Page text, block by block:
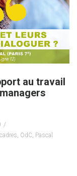
au travail
, OdC, Pascal